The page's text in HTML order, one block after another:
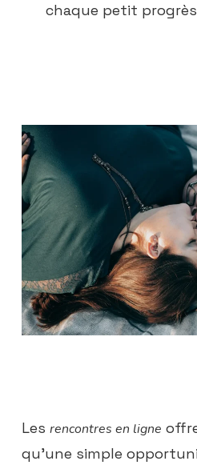
chaque petit
Les rencontres en ligne
qu’une simple